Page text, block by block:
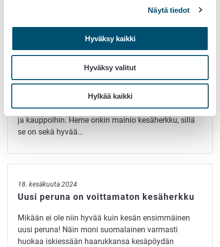
Näytä tiedot
Hyväksy kaikki
Hyväksy valitut
Hylkää kaikki
25. kesäkuuta 2024
Herne sopii kestävään ruokapöytään
Kotimaiset herneet löytävät suomalaisten
kesäpöytään viimeistään heinäkuussa, kun
ensimmäiset uuden sadon herneet saadaan toreille
ja kauppoihin. Herne onkin mainio kesäherkku, sillä
se on sekä hyvää…
Herne sopii kestävään ruokapöytään
18. kesäkuuta 2024
Uusi peruna on voittamaton kesäherkku
Mikään ei ole niin hyvää kuin kesän ensimmäinen
uusi peruna! Näin moni suomalainen varmasti
huokaa iskiessään haarukkansa kesäpöydän